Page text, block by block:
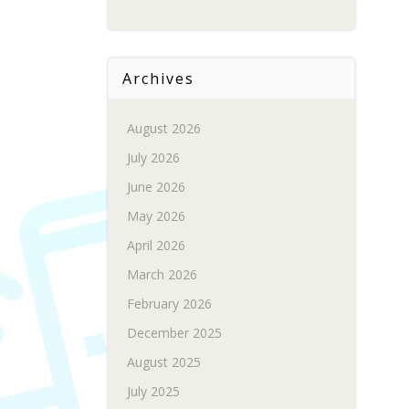
Archives
August 2026
July 2026
June 2026
May 2026
April 2026
March 2026
February 2026
December 2025
August 2025
July 2025